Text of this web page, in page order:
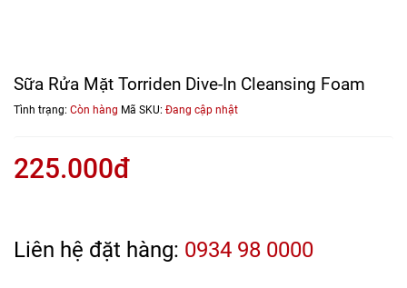
Sữa Rửa Mặt Torriden Dive-In Cleansing Foam
Tình trạng: Còn hàng Mã SKU: Đang cập nhật
225.000đ
Liên hệ đặt hàng: 0934 98 0000